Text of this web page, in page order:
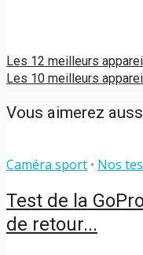
Les 12 meilleurs
Les 10 meilleurs
Vous aimerez
Caméra sport • Nos
Test de la
de retour...